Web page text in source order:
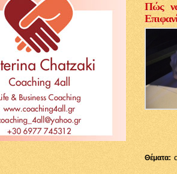
Πώς να
Θέματα: